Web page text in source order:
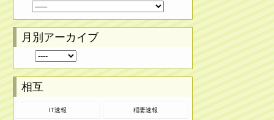
月別アーカイブ
相互
IT速報 稲妻速報